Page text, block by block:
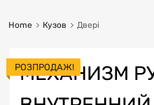
Home Кузов Двері
МЕХАНИЗМ
РОЗПРОДАЖ!